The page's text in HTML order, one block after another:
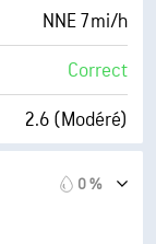
8 (Forte)
49 %
10 mi
NNE 7 mi/h
Correct
2.6 (Modéré)
0 %